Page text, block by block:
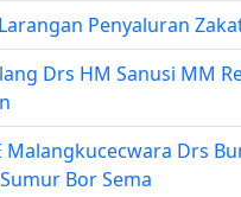
Penyaluran
Drs HM Sanusi MM
Malangkucecwara Drs
Bor Sema